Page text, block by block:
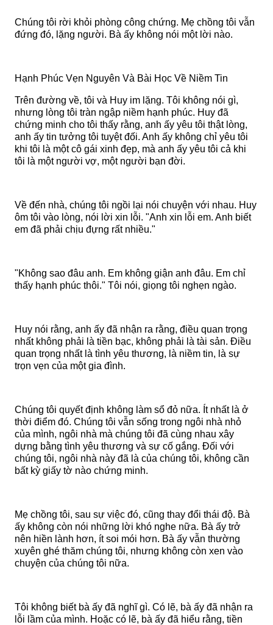
Chúng tôi rời khỏi phòng công chứng. Mẹ chồng tôi vẫn
đứng đó, lặng người. Bà ấy không nói một lời nào.
Hạnh Phúc Vẹn Nguyên Và Bài Học Về Niềm Tin
Trên đường về, tôi và Huy im lặng. Tôi không nói gì,
nhưng lòng tôi tràn ngập niềm hạnh phúc. Huy đã
chứng minh cho tôi thấy rằng, anh ấy yêu tôi thật lòng,
anh ấy tin tưởng tôi tuyệt đối. Anh ấy không chỉ yêu tôi
khi tôi là một cô gái xinh đẹp, mà anh ấy yêu tôi cả khi
tôi là một người vợ, một người bạn đời.
Về đến nhà, chúng tôi ngồi lại nói chuyện với nhau. Huy
ôm tôi vào lòng, nói lời xin lỗi. "Anh xin lỗi em. Anh biết
em đã phải chịu đựng rất nhiều."
"Không sao đâu anh. Em không giận anh đâu. Em chỉ
thấy hạnh phúc thôi." Tôi nói, giọng tôi nghẹn ngào.
Huy nói rằng, anh ấy đã nhận ra rằng, điều quan trọng
nhất không phải là tiền bạc, không phải là tài sản. Điều
quan trọng nhất là tình yêu thương, là niềm tin, là sự
trọn vẹn của một gia đình.
Chúng tôi quyết định không làm sổ đỏ nữa. Ít nhất là ở
thời điểm đó. Chúng tôi vẫn sống trong ngôi nhà nhỏ
của mình, ngôi nhà mà chúng tôi đã cùng nhau xây
dựng bằng tình yêu thương và sự cố gắng. Đối với
chúng tôi, ngôi nhà này đã là của chúng tôi, không cần
bất kỳ giấy tờ nào chứng minh.
Mẹ chồng tôi, sau sự việc đó, cũng thay đổi thái độ. Bà
ấy không còn nói những lời khó nghe nữa. Bà ấy trở
nên hiền lành hơn, ít soi mói hơn. Bà ấy vẫn thường
xuyên ghé thăm chúng tôi, nhưng không còn xen vào
chuyện của chúng tôi nữa.
Tôi không biết bà ấy đã nghĩ gì. Có lẽ, bà ấy đã nhận ra
lỗi lầm của mình. Hoặc có lẽ, bà ấy đã hiểu rằng, tiền